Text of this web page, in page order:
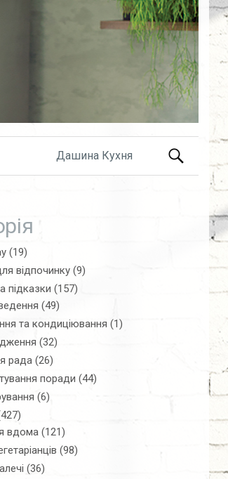
Дашина Кухня Search
(19)
відпочинку(9)
підказки (157)
(49)
та кондиціювання (1)
(32)
рада (26)
поради (44)
(6)
вдома (121)
(98)
(36)